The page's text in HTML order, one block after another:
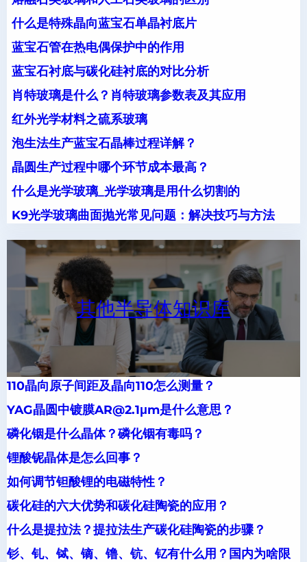
什么是特殊晶向蓝宝石单晶衬底片
蓝宝石管在热电偶保护中的作用
蓝宝石衬底与碳化硅衬底的对比分析
肖特玻璃是什么？肖特玻璃参数表及其应用
红外光学材料之硫系玻璃
泡生法生产蓝宝石晶棒过程详解？
晶圆生产过程中哪个环节成本最高？
什么是光学玻璃_光学玻璃是用什么切割的
K9光学玻璃曲面抛光常见问题：解决技巧与方法
其他半导体知识库
110晶向原子间距及晶向110怎么测量？
YAG晶圆中镀膜AR@2.1μm是什么意思？
磷化铟是什么晶体？磷化铟有毒吗？
锂酸铌晶体是怎么回事？
如何调节钽酸锂的电磁特性？
碳化硅的六大优势和碳化硅陶瓷的应用？
什么是提拉法？提拉法生产碳化硅陶瓷的步骤？
钐、钆、铽、镝、镥、钪、钇有什么用？国内为啥限